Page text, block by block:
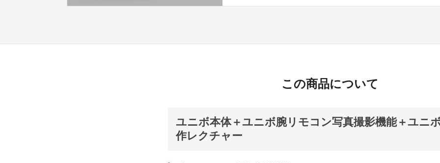
この商品について
ユニボ本体＋ユニボ腕リモコン写真撮影機能＋ユニ
作レクチャー